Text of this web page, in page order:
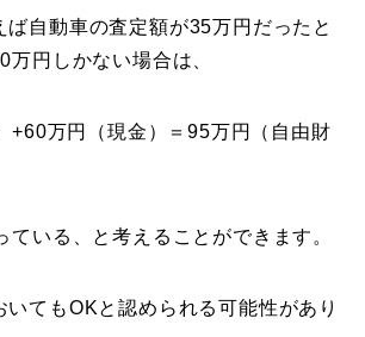
ば自動車の査定額が35万円だったと
万円しかない場合は、
+60万円（現金）＝95万円（自由財
ている、と考えることができます。
いてもOKと認められる可能性があり